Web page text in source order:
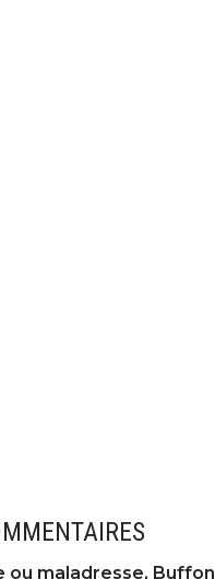
ou maladresse, Buffon